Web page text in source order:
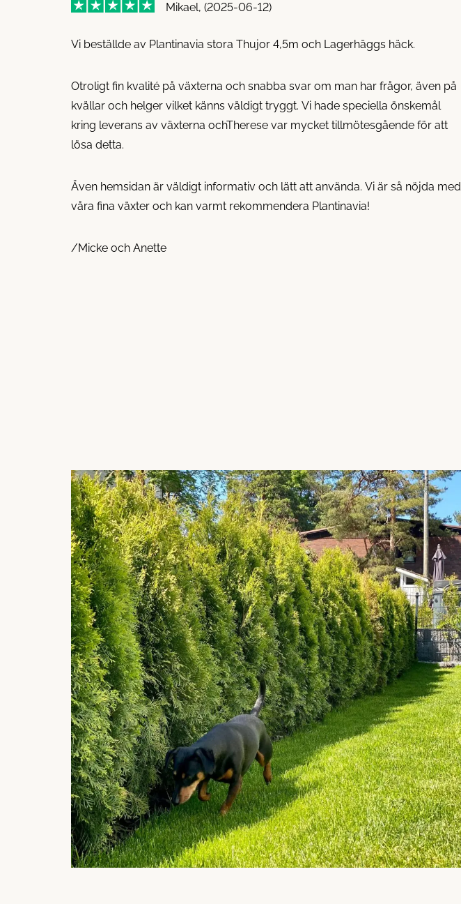
Mikael, (2025-06-12)
Vi beställde av Plantinavia stora Thujor 4,5m och Lagerhäggs häck.
Otroligt fin kvalité på växterna och snabba svar om man har frågor, även på
kvällar och helger vilket känns väldigt tryggt. Vi hade speciella önskemål
kring leverans av växterna ochTherese var mycket tillmötesgående för att
lösa detta.
Även hemsidan är väldigt informativ och lätt att använda. Vi är så nöjda med
våra fina växter och kan varmt rekommendera Plantinavia!
/Micke och Anette